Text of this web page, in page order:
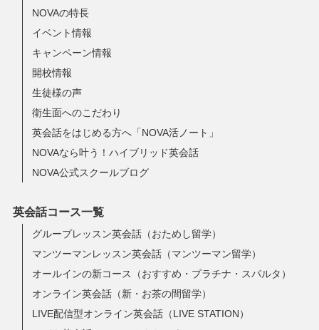
NOVAの特長
イベント情報
キャンペーン情報
開校情報
生徒様の声
衛生面へのこだわり
英会話をはじめる方へ「NOVA活ノート」
NOVAなら叶う！ハイブリッド英会話
NOVA公式スクールブログ
英会話コース一覧
グループレッスン英会話（おためし留学）
マンツーマンレッスン英会話（マンツーマン留学）
オールインの新コース（おすすめ・プラチナ・スパルタ）
オンライン英会話（新・お茶の間留学）
LIVE配信型オンライン英会話（LIVE STATION）